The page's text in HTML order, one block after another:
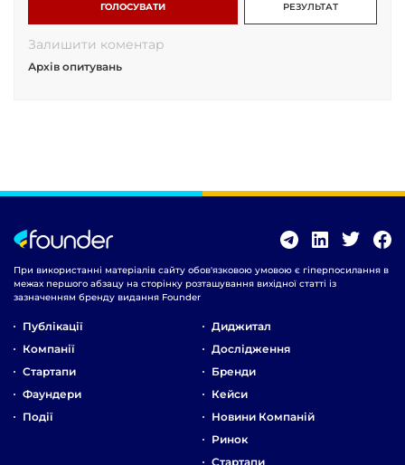
ГОЛОСУВАТИ РЕЗУЛЬТАТ
Залишити коментар
Архів опитувань
При використанні матеріалів сайту обов'язковою умовою є гіперпосилання в
межах першого абзацу на сторінку розташування вихідної статті із
зазначенням бренду видання Founder
Публікації
Компанії
Стартапи
Фаундери
Події
Диджитал
Дослідження
Бренди
Кейси
Новини Компаній
Ринок
Стартапи